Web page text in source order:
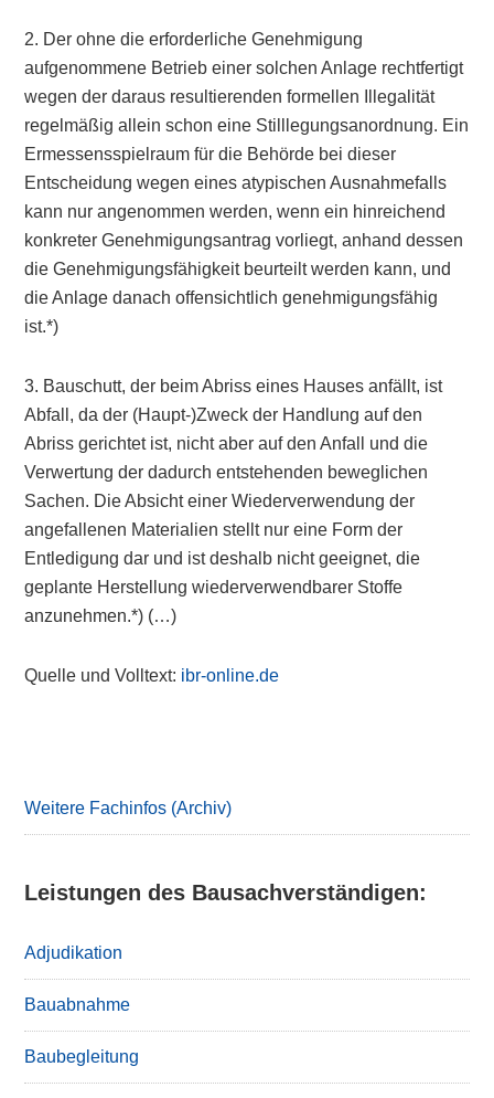
2. Der ohne die erforderliche Genehmigung
aufgenommene Betrieb einer solchen Anlage rechtfertigt
wegen der daraus resultierenden formellen Illegalität
regelmäßig allein schon eine Stilllegungsanordnung. Ein
Ermessensspielraum für die Behörde bei dieser
Entscheidung wegen eines atypischen Ausnahmefalls
kann nur angenommen werden, wenn ein hinreichend
konkreter Genehmigungsantrag vorliegt, anhand dessen
die Genehmigungsfähigkeit beurteilt werden kann, und
die Anlage danach offensichtlich genehmigungsfähig
ist.*)
3. Bauschutt, der beim Abriss eines Hauses anfällt, ist
Abfall, da der (Haupt-)Zweck der Handlung auf den
Abriss gerichtet ist, nicht aber auf den Anfall und die
Verwertung der dadurch entstehenden beweglichen
Sachen. Die Absicht einer Wiederverwendung der
angefallenen Materialien stellt nur eine Form der
Entledigung dar und ist deshalb nicht geeignet, die
geplante Herstellung wiederverwendbarer Stoffe
anzunehmen.*) (…)
Quelle und Volltext: ibr-online.de
Weitere Fachinfos (Archiv)
Leistungen des Bausachverständigen:
Adjudikation
Bauabnahme
Baubegleitung